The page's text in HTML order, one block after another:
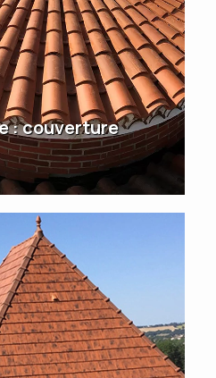
: couverture